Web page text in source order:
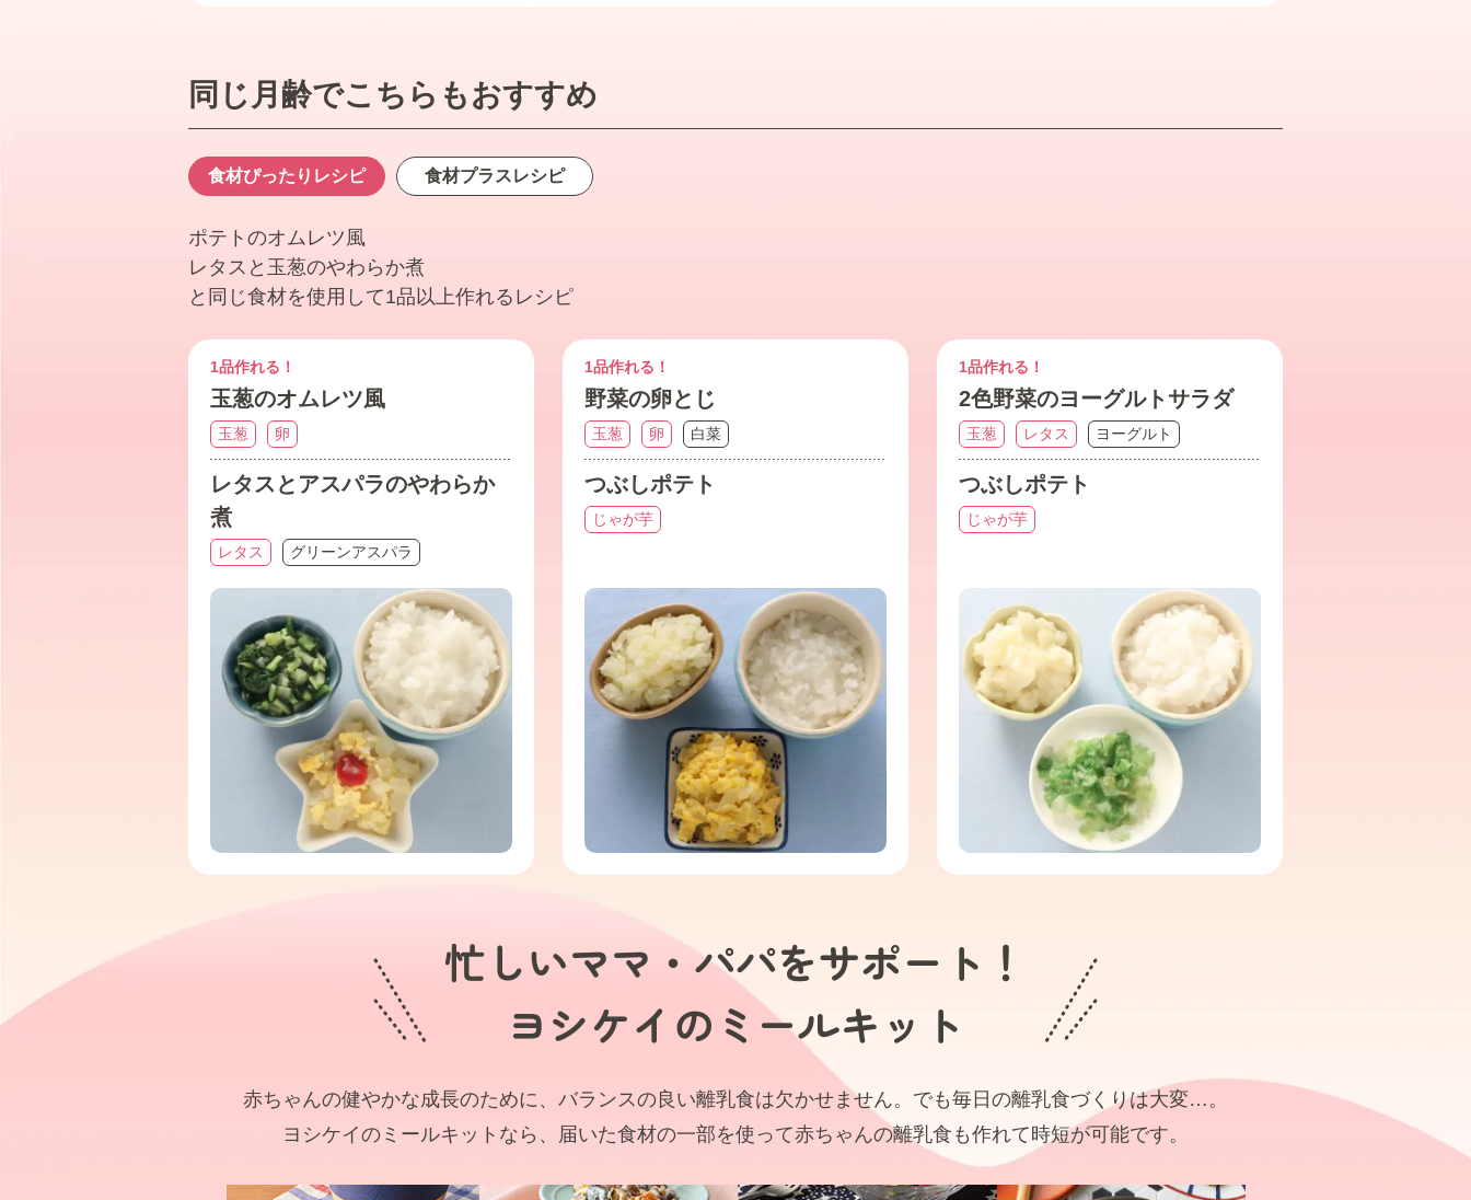
同じ月齢でこちらもおすすめ
食材ぴったり レシピ 食材プラスレシピ
ポテトのオムレツ風
レタスと玉葱のやわらか煮
と同じ食材を使用して1品以上作れるレシピ
1品作れる！
玉葱のオムレツ風
玉葱 卵
レタスとアスパラのやわらか
煮
レタス グリーンアスパラ
1品作れる！
野菜の卵とじ
玉葱 卵 白菜
つぶしポテト
じゃが芋
1品作れる！
2色野菜のヨーグルトサラダ
玉葱 レタス ヨーグルト
つぶしポテト
じゃが芋
忙しいママ・パパをサポート！
ヨシケイの ミールキット
赤ちゃんの健やかな成長のために、バランスの良い離乳食は欠かせません。でも毎日の離乳食づくりは大変…。
ヨシケイのミールキットなら、届いた食材の一部を使って赤ちゃんの離乳食も作れて時短が可能です。